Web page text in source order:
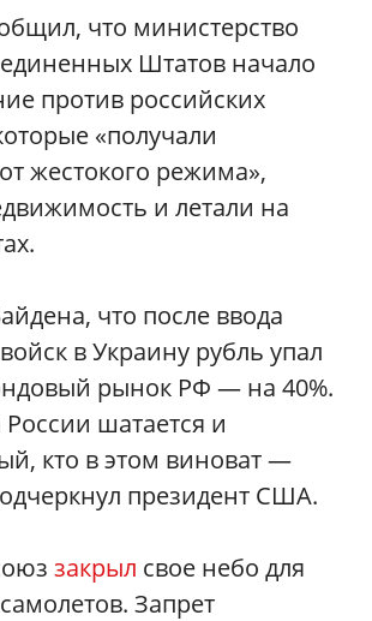
что министерство
Штатов начало
против российских
«получали
жестокого режима»,
и летали на
что после ввода
в Украину рубль упал
рынок РФ — на 40%.
шатается и
кто в этом виноват —
президент США.
закрыл свое небо для
Запрет